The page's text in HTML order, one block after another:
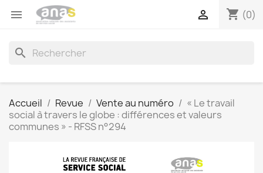
 shopping_cart (0)

search
Accueil Revue Vente au numéro
« Le travail
social à travers le globe : différences et valeurs
communes » - RFSS n°294